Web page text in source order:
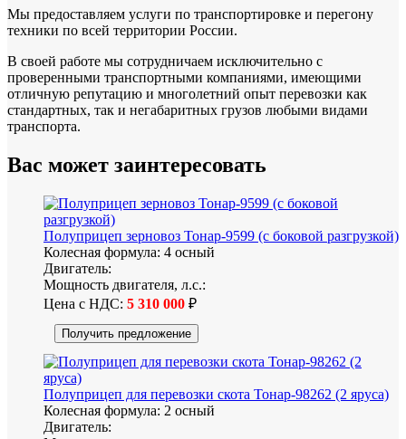
Мы предоставляем услуги по транспортировке и перегону
техники по всей территории России.
В своей работе мы сотрудничаем исключительно с
проверенными транспортными компаниями, имеющими
отличную репутацию и многолетний опыт перевозки как
стандартных, так и негабаритных грузов любыми видами
транспорта.
Вас может заинтересовать
Полуприцеп зерновоз Тонар-9599 (с боковой разгрузкой)
Колесная формула: 4 осный
Двигатель:
Мощность двигателя, л.с.:
Цена с НДС: 5 310 000 ₽
Получить предложение
Полуприцеп для перевозки скота Тонар-98262 (2 яруса)
Колесная формула: 2 осный
Двигатель: